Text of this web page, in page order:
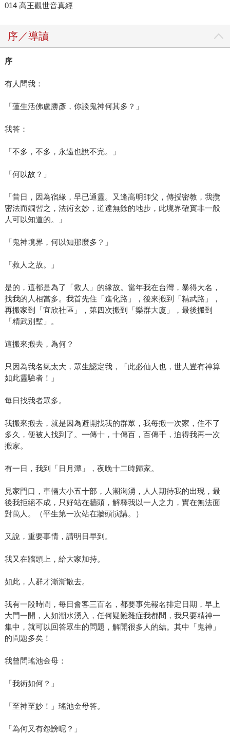
014 高王觀世音真經
序／導讀
序
有人問我：
「蓮生活佛盧勝彥，你談鬼神何其多？」
我答：
「不多，不多，永遠也說不完。」
「何以故？」
「昔日，因為宿緣，早已通靈。又逢高明師父，傳授密教，我攬
密法而嫺習之，法術玄妙，道達無餘的地步，此境界確實非一般
人可以知道的。」
「鬼神境界，何以知那麼多？」
「救人之故。」
是的，這都是為了「救人」的緣故。當年我在台灣，暴得大名，
找我的人相當多。我首先住「進化路」，後來搬到「精武路」，
再搬家到「宜欣社區」，第四次搬到「樂群大廈」，最後搬到
「精武別墅」。
這搬來搬去，為何？
只因為我名氣太大，眾生認定我，「此必仙人也，世人豈有神算
如此靈驗者！」
每日找我者眾多。
我搬來搬去，就是因為避開找我的群眾，我每搬一次家，住不了
多久，便被人找到了。一傳十，十傳百，百傳千，迫得我再一次
搬家。
有一日，我到「日月潭」，夜晚十二時歸家。
見家門口，車輛大小五十部，人潮洶湧，人人期待我的出現，最
後我拒絕不成，只好站在牆頭，解釋我以一人之力，實在無法面
對萬人。（平生第一次站在牆頭演講。）
又說，重要事情，請明日早到。
我又在牆頭上，給大家加持。
如此，人群才漸漸散去。
我有一段時間，每日會客三百名，都要事先報名排定日期，早上
大門一開，人如潮水湧入，任何疑難雜症我都問，我只要精神一
集中，就可以回答眾生的問題，解開很多人的結。其中「鬼神」
的問題多矣！
我曾問瑤池金母：
「我術如何？」
「至神至妙！」瑤池金母答。
「為何又有怨謗呢？」